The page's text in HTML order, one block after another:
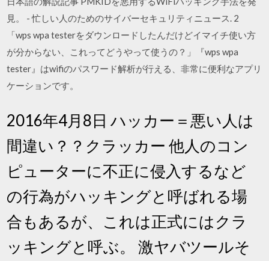
見。 - 忙しい人のためのサイバーセキュリティニュース. 2
「wps wpa testerをダウンロードしたんだけどイマイチ使い方
が分からない、これってどうやって使うの？」『wps wpa
tester』はwifiのパスワード解析が行える、非常に便利なアプリ
ケーションです。
2016年4月8日 ハッカー＝悪い人は
間違い？？クラッカー 他人のコン
ピューターに不正に侵入するなど
の行為がハッキングと呼ばれる場
合もあるが、これは正式にはクラ
ッキングと呼ぶ。 激ヤバツールそ